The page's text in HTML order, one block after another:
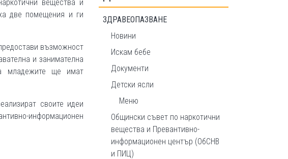
вещества и
две помещения и ги
възможност
и занимателна
младежите ще имат
своите идеи
информационен
ЗДРАВЕОПАЗВАНЕ
Новини
Искам бебе
Документи
Детски ясли
Меню
Общински съвет по наркотични
вещества и Превантивно-
информационен център (ОбСНВ
и ПИЦ)